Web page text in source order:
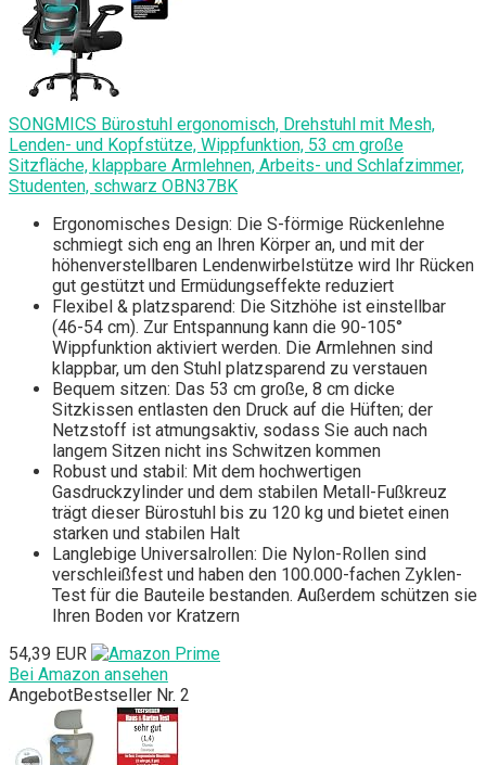
SONGMICS Bürostuhl ergonomisch, Drehstuhl mit Mesh,
Lenden- und Kopfstütze, Wippfunktion, 53 cm große
Sitzfläche, klappbare Armlehnen, Arbeits- und Schlafzimmer,
Studenten, schwarz OBN37BK
Ergonomisches Design: Die S-förmige Rückenlehne
schmiegt sich eng an Ihren Körper an, und mit der
höhenverstellbaren Lendenwirbelstütze wird Ihr Rücken
gut gestützt und Ermüdungseffekte reduziert
Flexibel & platzsparend: Die Sitzhöhe ist einstellbar
(46-54 cm). Zur Entspannung kann die 90-105°
Wippfunktion aktiviert werden. Die Armlehnen sind
klappbar, um den Stuhl platzsparend zu verstauen
Bequem sitzen: Das 53 cm große, 8 cm dicke
Sitzkissen entlasten den Druck auf die Hüften; der
Netzstoff ist atmungsaktiv, sodass Sie auch nach
langem Sitzen nicht ins Schwitzen kommen
Robust und stabil: Mit dem hochwertigen
Gasdruckzylinder und dem stabilen Metall-Fußkreuz
trägt dieser Bürostuhl bis zu 120 kg und bietet einen
starken und stabilen Halt
Langlebige Universalrollen: Die Nylon-Rollen sind
verschleißfest und haben den 100.000-fachen Zyklen-
Test für die Bauteile bestanden. Außerdem schützen sie
Ihren Boden vor Kratzern
54,39 EUR
Bei Amazon ansehen
AngebotBestseller Nr. 2